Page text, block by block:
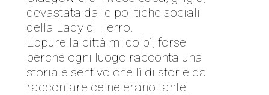
devastata dalle politiche sociali
della Lady di Ferro.
Eppure la città mi colpì, forse
perché ogni luogo racconta una
storia e sentivo che lì di storie da
raccontare ce ne erano tante.